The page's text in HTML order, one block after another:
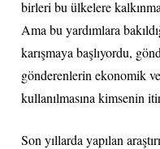
birleri bu ülkelere
Ama bu yardımlara
karışmaya başlıyordu,
gönderenlerin ekonomik
kullanılmasına kimsenin
Son yıllarda yapılan